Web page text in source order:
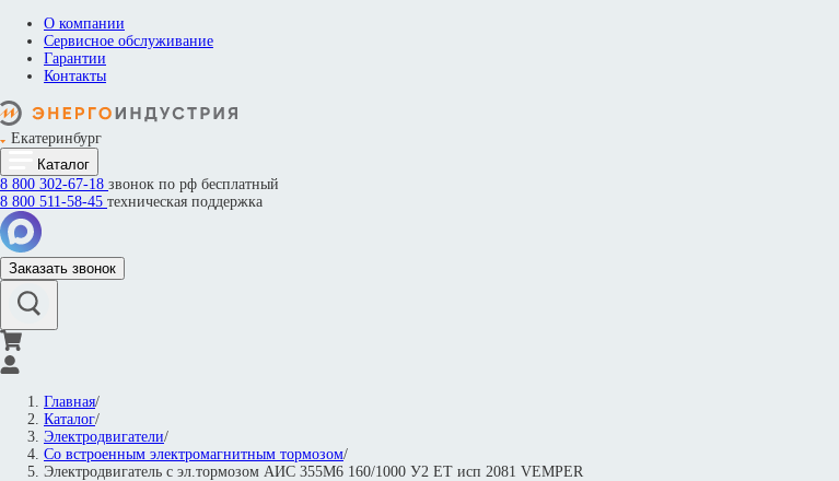
О компании
Сервисное обслуживание
Гарантии
Контакты
Екатеринбург
Каталог
8 800 302-67-18 звонок по рф бесплатный
8 800 511-58-45 техническая поддержка
Заказать звонок
Главная/
Каталог/
Электродвигатели/
Со встроенным электромагнитным тормозом/
Электродвигатель с эл.тормозом AИC 355M6 160/1000 У2 ET исп 2081 VEMPER